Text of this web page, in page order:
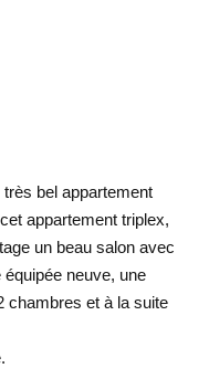
bel appartement
appartement triplex,
un beau salon avec
neuve, une
chambres et à la suite